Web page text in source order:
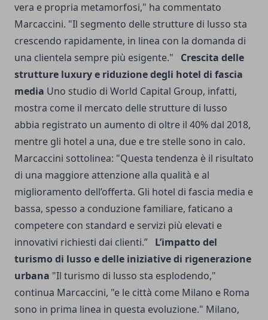
vera e propria metamorfosi," ha commentato
Marcaccini. "Il segmento delle strutture di lusso sta
crescendo rapidamente, in linea con la domanda di
una clientela sempre più esigente."
Crescita delle
strutture luxury e riduzione degli hotel di fascia
media Uno studio di World Capital Group, infatti,
mostra come il mercato delle strutture di lusso
abbia registrato un aumento di oltre il 40% dal 2018,
mentre gli hotel a una, due e tre stelle sono in calo.
Marcaccini sottolinea: "Questa tendenza è il risultato
di una maggiore attenzione alla qualità e al
miglioramento dell’offerta. Gli hotel di fascia media e
bassa, spesso a conduzione familiare, faticano a
competere con standard e servizi più elevati e
innovativi richiesti dai clienti.” L’impatto del
turismo di lusso e delle iniziative di rigenerazione
urbana "Il turismo di lusso sta esplodendo,"
continua Marcaccini, "e le città come Milano e Roma
sono in prima linea in questa evoluzione." Milano,